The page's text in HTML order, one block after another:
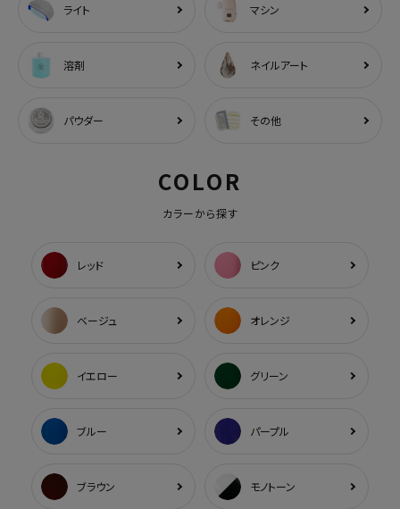
ライト マシン
溶剤 ネイルアート
パウダー その他
COLOR
カラーから探す
レッド ピンク
ベージュ オレンジ
イエロー グリーン
ブルー パープル
ブラウン モノトーン